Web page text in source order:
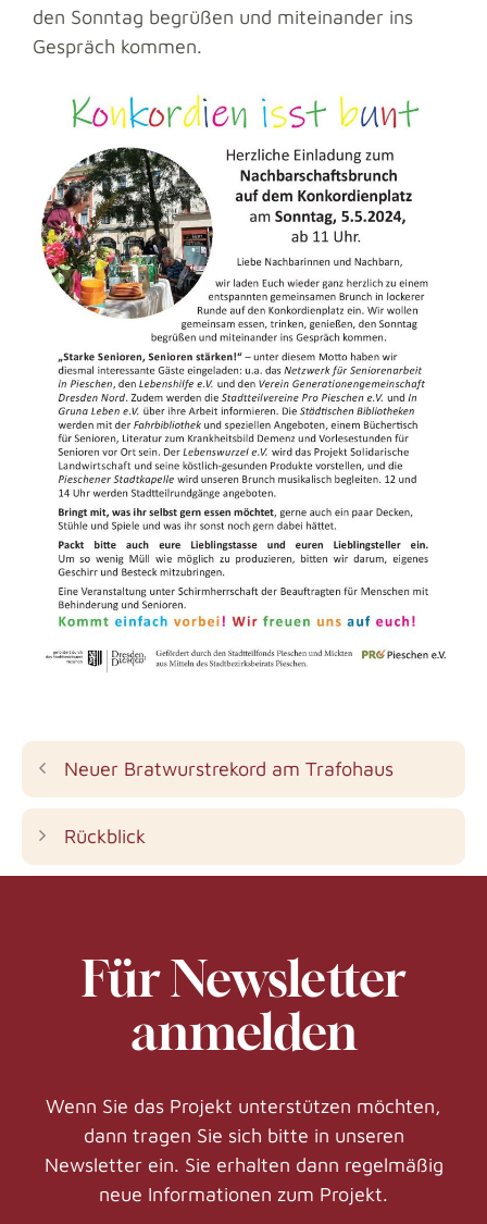
den Sonntag begrüßen und miteinander ins
Gespräch kommen.
Neuer Bratwurstrekord am Trafohaus
Rückblick
Für Newsletter
anmelden
Wenn Sie das Projekt unterstützen möchten,
dann tragen Sie sich bitte in unseren
Newsletter ein. Sie erhalten dann regelmäßig
neue Informationen zum Projekt.